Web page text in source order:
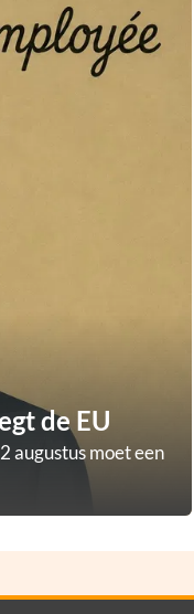
de EU
augustus moet een